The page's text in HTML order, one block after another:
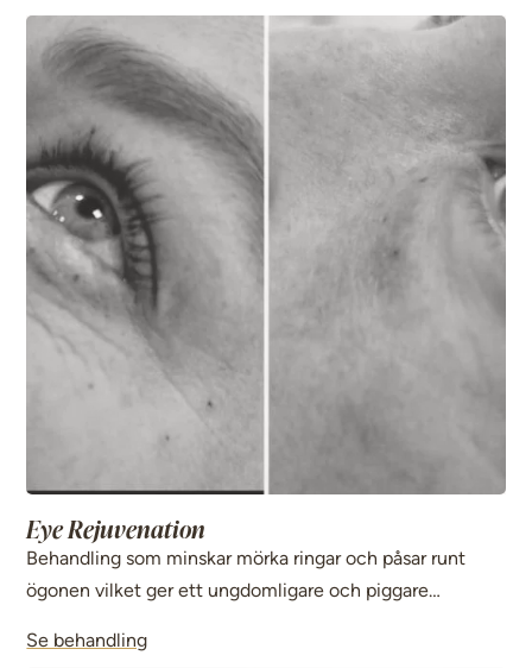
Eye Rejuvenation
Behandling som minskar mörka ringar och påsar runt
ögonen vilket ger ett ungdomligare och piggare
åtstramande effekt och fina linjer minskar.
Se behandling